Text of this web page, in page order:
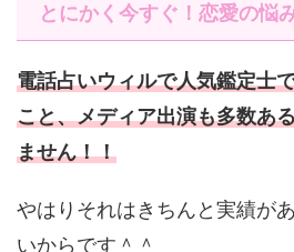
とにかく今すぐ！恋愛の悩
電話占いウィルで人気鑑定士
こと、メディア出演も多数あ
ません！！
やはりそれはきちんと実績が
いからです＾＾